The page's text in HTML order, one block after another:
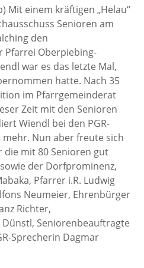
Mit einem kräftigen „Helau“
Senioren am
den
Pfarrei Oberpiebing-
war es das letzte Mal,
hatte. Nach 35
im Pfarrgemeinderat
Zeit mit den Senioren
Wiendl bei den PGR-
Nun aber freute sich
mit 80 Senioren gut
der Dorfprominenz,
Pfarrer i.R. Ludwig
Neumeier, Ehrenbürger
Richter,
Seniorenbeauftragte
Sprecherin Dagmar